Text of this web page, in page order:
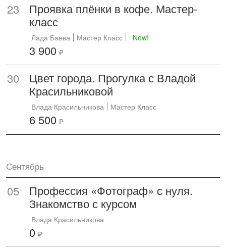
23
Проявка плёнки в кофе. Мастер-
класс
Лада Баева Мастер Класс New!
3 900 ₽
30
Цвет города. Прогулка с Владой
Красильниковой
Влада Красильникова Мастер Класс
6 500 ₽
Сентябрь
05
Профессия «Фотограф» с нуля.
Знакомство с курсом
Влада Красильникова
0 ₽